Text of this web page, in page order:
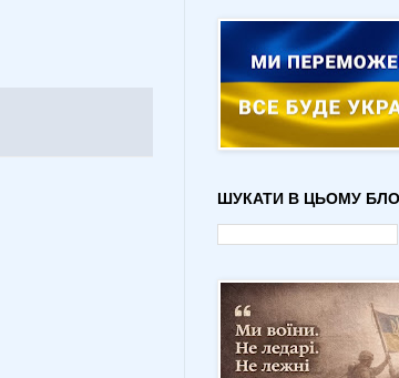
ШУКАТИ В ЦЬОМУ